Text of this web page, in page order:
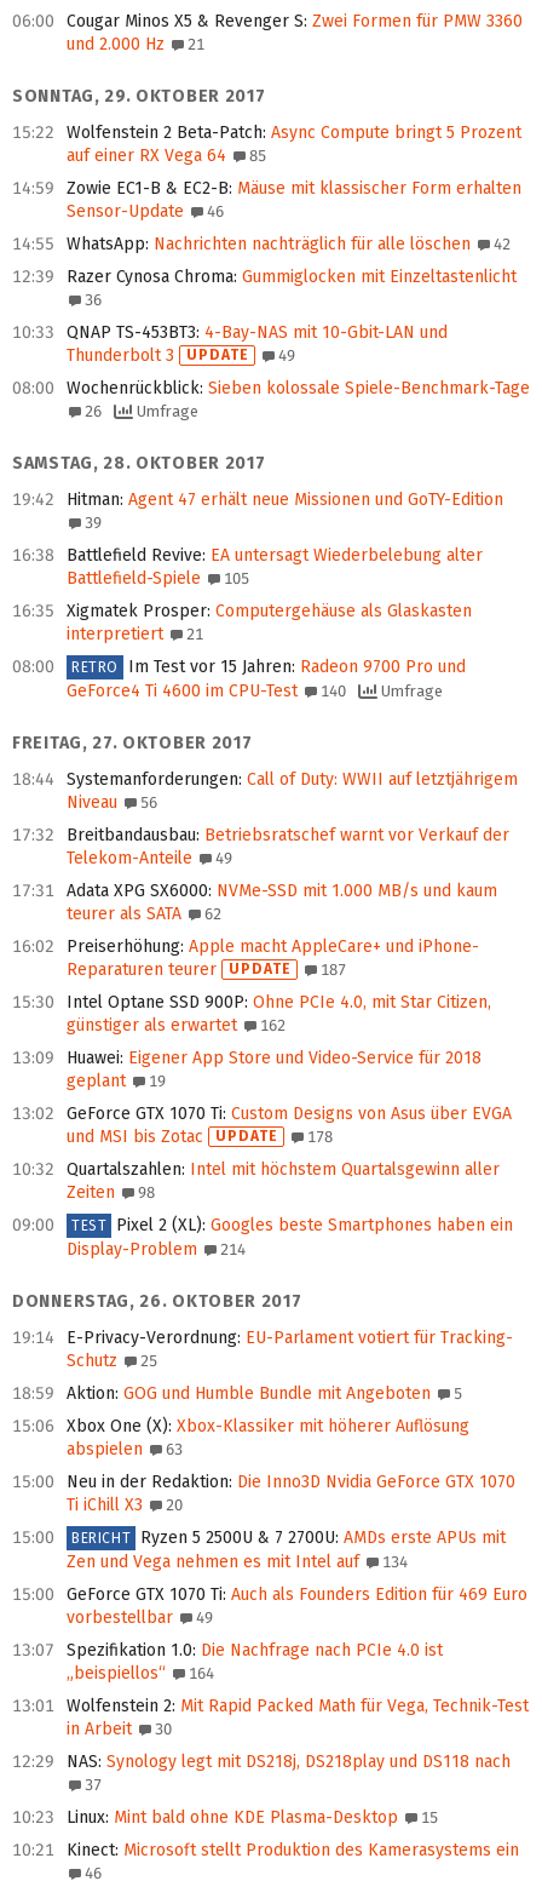
06:00 Cougar Minos X5 & Revenger S: Zwei Formen für PMW 3360
und 2.000 Hz
21
SONNTAG, 29. OKTOBER 2017
15:22
Wolfenstein 2 Beta-Patch: Async Compute bringt 5 Prozent
auf einer RX Vega 64
85
14:59 Zowie EC1-B & EC2-B: Mäuse mit klassischer Form erhalten
Sensor-Update
46
14:55 WhatsApp: Nachrichten nachträglich für alle löschen 42
12:39 Razer Cynosa Chroma: Gummiglocken mit Einzeltastenlicht
36
10:33 QNAP TS-453BT3: 4-Bay-NAS mit 10-Gbit-LAN und
Thunderbolt 3
UPDATE 49
08:00 Wochenrückblick: Sieben kolossale Spiele-Benchmark-Tage
26 Umfrage
SAMSTAG, 28. OKTOBER 2017
19:42
Hitman: Agent 47 erhält neue Missionen und GoTY-Edition
39
16:38 Battlefield Revive: EA untersagt Wiederbelebung alter
Battlefield-Spiele
105
16:35 Xigmatek Prosper: Computergehäuse als Glaskasten
interpretiert
21
08:00 RETRO Im Test vor 15 Jahren: Radeon 9700 Pro und
GeForce4 Ti 4600 im CPU-Test
140 Umfrage
FREITAG, 27. OKTOBER 2017
18:44
Systemanforderungen: Call of Duty: WWII auf letztjährigem
Niveau
56
17:32 Breitbandausbau: Betriebsratschef warnt vor Verkauf der
Telekom-Anteile
49
17:31 Adata XPG SX6000: NVMe-SSD mit 1.000 MB/s und kaum
teurer als SATA
62
16:02 Preiserhöhung: Apple macht AppleCare+ und iPhone-
Reparaturen teurer
UPDATE 187
15:30 Intel Optane SSD 900P: Ohne PCIe 4.0, mit Star Citizen,
günstiger als erwartet
162
13:09 Huawei: Eigener App Store und Video-Service für 2018
geplant
19
13:02 GeForce GTX 1070 Ti: Custom Designs von Asus über EVGA
und MSI bis Zotac
UPDATE 178
10:32 Quartalszahlen: Intel mit höchstem Quartalsgewinn aller
Zeiten
98
09:00 TEST Pixel 2 (XL): Googles beste Smartphones haben ein
Display-Problem
214
DONNERSTAG, 26. OKTOBER 2017
19:14
E-Privacy-Verordnung: EU-Parlament votiert für Tracking-
Schutz
25
18:59 Aktion: GOG und Humble Bundle mit Angeboten 5
15:06 Xbox One (X): Xbox-Klassiker mit höherer Auflösung
abspielen
63
15:00 Neu in der Redaktion: Die Inno3D Nvidia GeForce GTX 1070
Ti iChill X3
20
15:00 BERICHT Ryzen 5 2500U & 7 2700U: AMDs erste APUs mit
Zen und Vega nehmen es mit Intel auf
134
15:00 GeForce GTX 1070 Ti: Auch als Founders Edition für 469 Euro
vorbestellbar
49
13:07 Spezifikation 1.0: Die Nachfrage nach PCIe 4.0 ist
„beispiellos“
164
13:01 Wolfenstein 2: Mit Rapid Packed Math für Vega, Technik-Test
in Arbeit
30
12:29 NAS: Synology legt mit DS218j, DS218play und DS118 nach
37
10:23 Linux: Mint bald ohne KDE Plasma-Desktop 15
10:21 Kinect: Microsoft stellt Produktion des Kamerasystems ein
46